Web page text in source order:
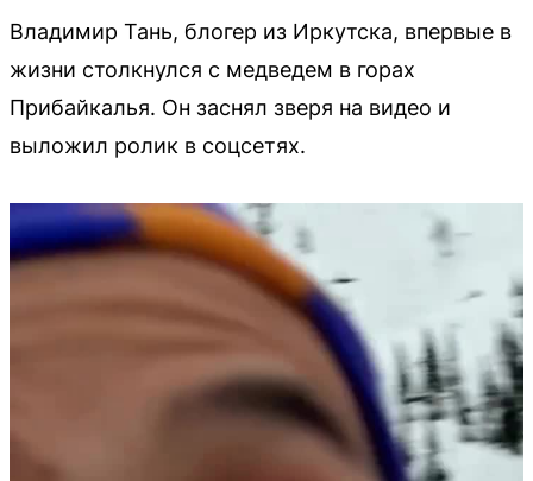
Владимир Тань, блогер из Иркутска, впервые в
жизни столкнулся с медведем в горах
Прибайкалья. Он заснял зверя на видео и
выложил ролик в соцсетях.